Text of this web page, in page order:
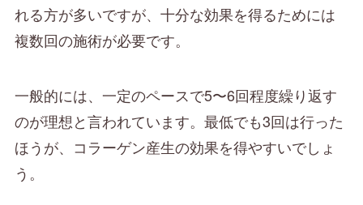
れる方が多いですが、十分な効果を得るためには
複数回の施術が必要です。
一般的には、一定のペースで5〜6回程度繰り返す
のが理想と言われています。最低でも3回は行った
ほうが、コラーゲン産生の効果を得やすいでしょ
う。